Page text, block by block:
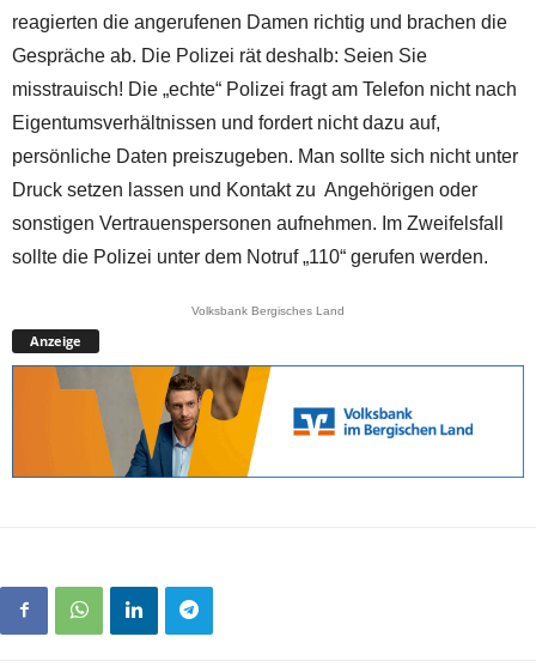
reagierten die angerufenen Damen richtig und brachen die
Gespräche ab. Die Polizei rät deshalb: Seien Sie
misstrauisch! Die „echte“ Polizei fragt am Telefon nicht nach
Eigentumsverhältnissen und fordert nicht dazu auf,
persönliche Daten preiszugeben. Man sollte sich nicht unter
Druck setzen lassen und Kontakt zu Angehörigen oder
sonstigen Vertrauenspersonen aufnehmen. Im Zweifelsfall
sollte die Polizei unter dem Notruf „110“ gerufen werden.
Volksbank Bergisches Land
Anzeige